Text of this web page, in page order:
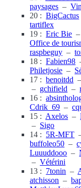
paysages –
20 :BigCactus
tartiflex
19 :Eric Bie
Office de
raspbeguy –
18 :Fabien98
Philetjosie –
17 :benoitdd
– gchifield –
16 :
Cdrik_69 –
15 : Axelos –
– Sigo
14 : 5R-MFT
buffoleo50 –
Luuuddooo –
–Vétérini
13 : 7tonin –
atchisson –